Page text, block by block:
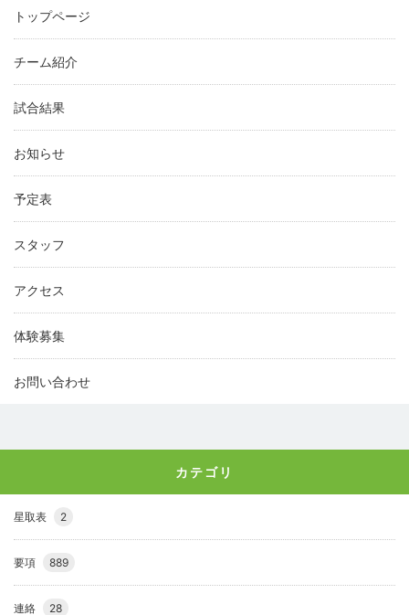
トップページ
チーム紹介
試合結果
お知らせ
予定表
スタッフ
アクセス
体験募集
お問い合わせ
カテゴリ
星取表 2
要項 889
連絡 28